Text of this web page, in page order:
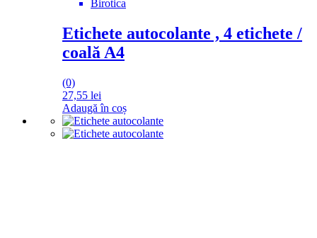
Birotica
Etichete autocolante , 4 etichete /
coală A4
(0)
27,55 lei
Adaugă în coș